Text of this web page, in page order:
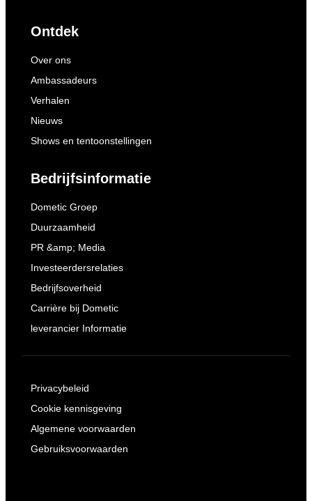
Ontdek
Over ons
Ambassadeurs
Verhalen
Nieuws
Shows en tentoonstellingen
Bedrijfsinformatie
Dometic Groep
Duurzaamheid
PR &amp; Media
Investeerdersrelaties
Bedrijfsoverheid
Carrière bij Dometic
leverancier Informatie
Privacybeleid
Cookie kennisgeving
Algemene voorwaarden
Gebruiksvoorwaarden